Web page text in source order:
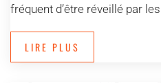
fréquent d’être réveillé par
LIRE PLUS